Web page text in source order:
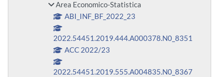
Area Economico-Statistica
ABI_INF_BF_2022_23
2022.54451.2019.444.A000378.N0_8351
ACC 2022/23
2022.54451.2019.555.A004835.N0_8367